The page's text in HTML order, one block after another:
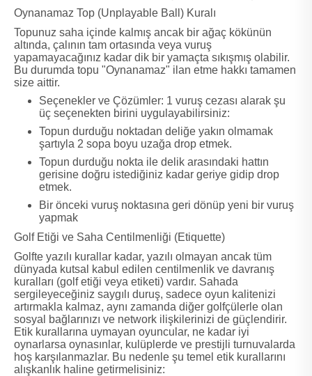
Oynanamaz Top (Unplayable Ball) Kuralı
Topunuz saha içinde kalmış ancak bir ağaç kökünün
altında, çalının tam ortasında veya vuruş
yapamayacağınız kadar dik bir yamaçta sıkışmış olabilir.
Bu durumda topu "Oynanamaz" ilan etme hakkı tamamen
size aittir.
Seçenekler ve Çözümler: 1 vuruş cezası alarak şu
üç seçenekten birini uygulayabilirsiniz:
Topun durduğu noktadan deliğe yakın olmamak
şartıyla 2 sopa boyu uzağa drop etmek.
Topun durduğu nokta ile delik arasındaki hattın
gerisine doğru istediğiniz kadar geriye gidip drop
etmek.
Bir önceki vuruş noktasına geri dönüp yeni bir vuruş
yapmak
Golf Etiği ve Saha Centilmenliği (Etiquette)
Golfte yazılı kurallar kadar, yazılı olmayan ancak tüm
dünyada kutsal kabul edilen centilmenlik ve davranış
kuralları (golf etiği veya etiketi) vardır. Sahada
sergileyeceğiniz saygılı duruş, sadece oyun kalitenizi
artırmakla kalmaz, aynı zamanda diğer golfçülerle olan
sosyal bağlarınızı ve network ilişkilerinizi de güçlendirir.
Etik kurallarına uymayan oyuncular, ne kadar iyi
oynarlarsa oynasınlar, kulüplerde ve prestijli turnuvalarda
hoş karşılanmazlar. Bu nedenle şu temel etik kurallarını
alışkanlık haline getirmelisiniz: